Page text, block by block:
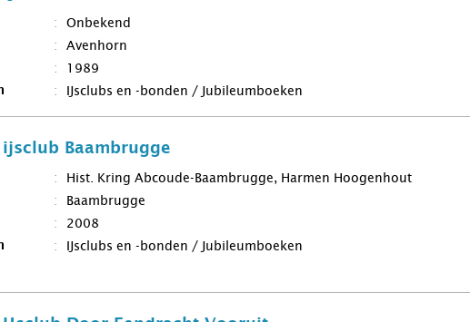
Onbekend
Avenhorn
1989
IJsclubs en -bonden / Jubileumboeken
Baambrugge
Hist. Kring Abcoude-Baambrugge, Harmen Hoogenhout
Baambrugge
2008
IJsclubs en -bonden / Jubileumboeken